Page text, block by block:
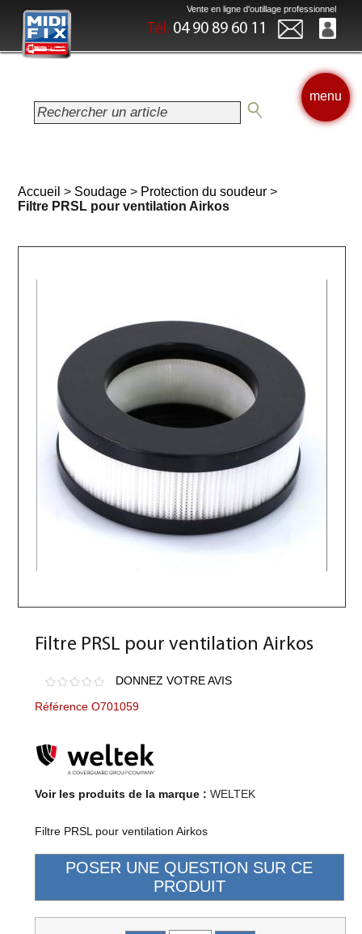
Vente en ligne d'outillage professionnel
Tél. 04 90 89 60 11
menu
Accueil > Soudage > Protection du soudeur >
Filtre PRSL pour ventilation Airkos
Filtre PRSL pour ventilation Airkos
DONNEZ VOTRE AVIS
Référence O701059
Voir les produits de la marque : WELTEK
Filtre PRSL pour ventilation Airkos